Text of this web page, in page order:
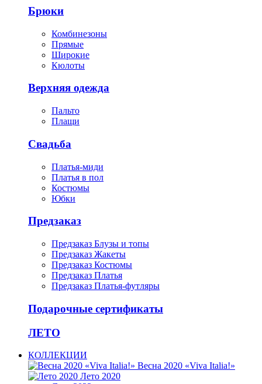
Брюки
Комбинезоны
Прямые
Широкие
Кюлоты
Верхняя одежда
Пальто
Плащи
Свадьба
Платья-миди
Платья в пол
Костюмы
Юбки
Предзаказ
Предзаказ Блузы и топы
Предзаказ Жакеты
Предзаказ Костюмы
Предзаказ Платья
Предзаказ Платья-футляры
Подарочные сертификаты
ЛЕТО
КОЛЛЕКЦИИ
Весна 2020 «Viva Italia!»
Лето 2020